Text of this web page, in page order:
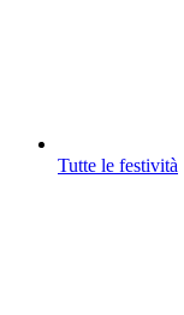
Tutte le festività